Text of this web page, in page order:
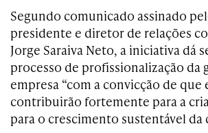
Segundo comunicado assinado
presidente e diretor de relações
Jorge Saraiva Neto, a iniciativa dá
processo de profissionalização da
empresa “com a convicção de que
contribuirão fortemente para a
para o crescimento sustentável da